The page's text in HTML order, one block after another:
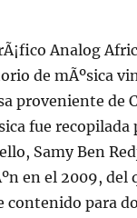
Analog
de mÃºsica
proveniente de
fue recopilada
Samy Ben
en el 2009, del
contenido para